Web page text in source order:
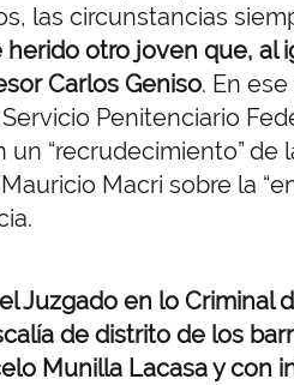
las circunstancias
otro joven que, al
Carlos Geniso. En
Penitenciario
un “recrudecimiento”
Macri sobre la
Juzgado en lo Criminal
de distrito de los
Munilla Lacasa y con